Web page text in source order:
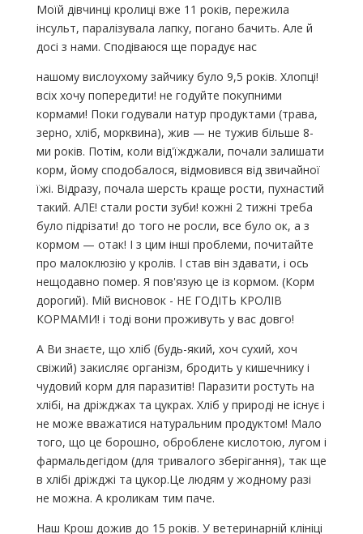
Моїй дівчинці кролиці вже 11 років, пережила
інсульт, паралізувала лапку, погано бачить. Але й
досі з нами. Сподіваюся ще порадує нас
нашому вислоухому зайчику було 9,5 років. Хлопці!
всіх хочу попередити! не годуйте покупними
кормами! Поки годували натур продуктами (трава,
зерно, хліб, морквина), жив — не тужив більше 8-
ми років. Потім, коли від'їжджали, почали залишати
корм, йому сподобалося, відмовився від звичайної
їжі. Відразу, почала шерсть краще рости, пухнастий
такий. АЛЕ! стали рости зуби! кожні 2 тижні треба
було підрізати! до того не росли, все було ок, а з
кормом — отак! І з цим інші проблеми, почитайте
про малоклюзію у кролів. І став він здавати, і ось
нещодавно помер. Я пов'язую це із кормом. (Корм
дорогий). Мій висновок - НЕ ГОДІТЬ КРОЛІВ
КОРМАМИ! і тоді вони проживуть у вас довго!
А Ви знаєте, що хліб (будь-який, хоч сухий, хоч
свіжий) закисляє організм, бродить у кишечнику і
чудовий корм для паразитів! Паразити ростуть на
хлібі, на дріжджах та цукрах. Хліб у природі не існує і
не може вважатися натуральним продуктом! Мало
того, що це борошно, оброблене кислотою, лугом і
фармальдегідом (для тривалого зберігання), так ще
в хлібі дріжджі та цукор.Це людям у жодному разі
не можна. А кроликам тим паче.
Наш Крош дожив до 15 років. У ветеринарній клініці